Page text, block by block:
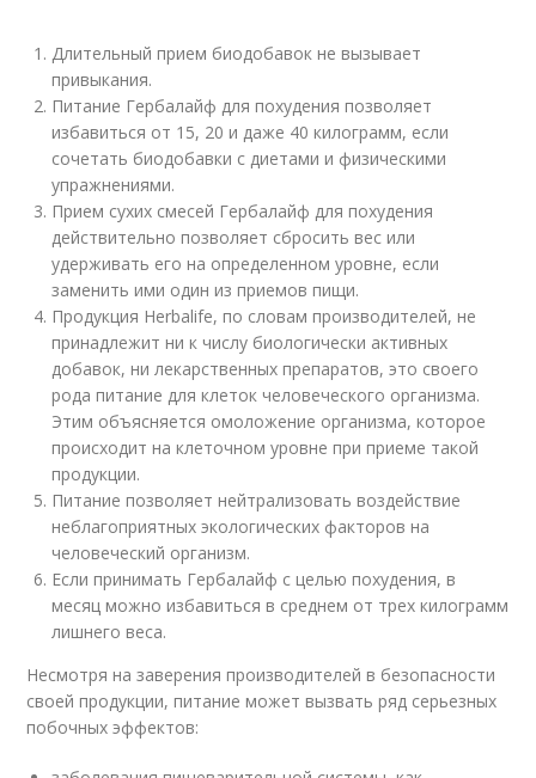
Длительный прием биодобавок не вызывает
привыкания.
Питание Гербалайф для похудения позволяет
избавиться от 15, 20 и даже 40 килограмм, если
сочетать биодобавки с диетами и физическими
упражнениями.
Прием сухих смесей Гербалайф для похудения
действительно позволяет сбросить вес или
удерживать его на определенном уровне, если
заменить ими один из приемов пищи.
Продукция Herbalife, по словам производителей, не
принадлежит ни к числу биологически активных
добавок, ни лекарственных препаратов, это своего
рода питание для клеток человеческого организма.
Этим объясняется омоложение организма, которое
происходит на клеточном уровне при приеме такой
продукции.
Питание позволяет нейтрализовать воздействие
неблагоприятных экологических факторов на
человеческий организм.
Если принимать Гербалайф с целью похудения, в
месяц можно избавиться в среднем от трех килограмм
лишнего веса.
Несмотря на заверения производителей в безопасности
своей продукции, питание может вызвать ряд серьезных
побочных эффектов: